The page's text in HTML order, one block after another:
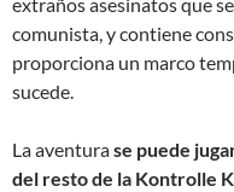
comunista, y contiene
proporciona un marco
sucede.
La aventurase puede
del resto de la Kontrolle